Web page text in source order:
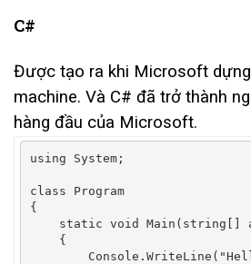
C#
Được tạo ra khi Microsoft dựng
machine. Và C# đã trở thành
hàng đầu của Microsoft.
using System;
class
Program
{
static void Main ( string []
{
Console . WriteLine (